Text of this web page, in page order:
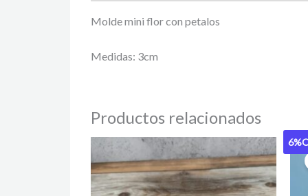
Molde mini flor con petalos
Medidas: 3cm
Productos relacionados
6%